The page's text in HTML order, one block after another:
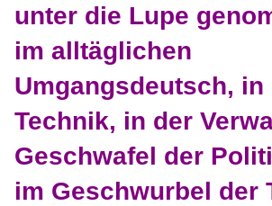
unter die Lupe
im alltäglichen
Umgangsdeutsch, in
Technik, in der
Geschwafel der
im Geschwurbel der